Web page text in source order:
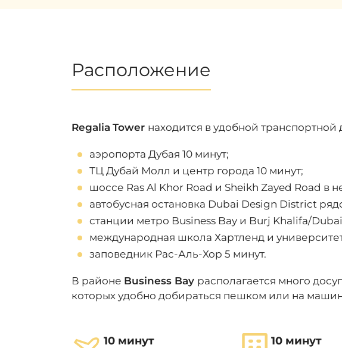
Расположение
Regalia Tower находится в удобной
аэропорта Дубая 10 минут;
ТЦ Дубай Молл и центр города 10 минут;
шоссе Ras Al Khor Road и Sheikh Zayed Road в
автобусная остановка Dubai Design District
станции метро Business Bay и Burj Khalifa/
международная школа Хартленд и
заповедник Рас-Аль-Хор 5 минут.
В районе Business Bay располагается много
которых удобно добираться пешком или на
10 минут
10 минут